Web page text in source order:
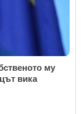
му
вика